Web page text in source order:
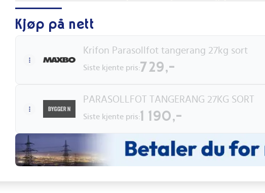
Kjøp på nett
Krifon Parasollfot tangerang 27kg sort
Siste kjente pris:729,-
PARASOLLFOT TANGERANG 27KG SORT
Siste kjente pris:1 190,-